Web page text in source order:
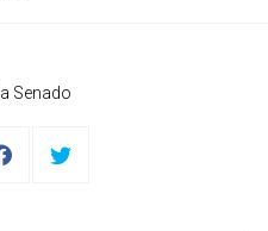
Senado